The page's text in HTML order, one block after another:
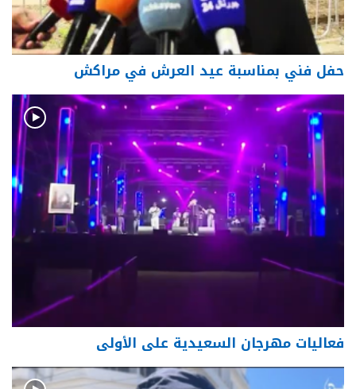
حفل فني بمناسبة عيد العرش في مراكش
فعاليات مهرجان السعيدية على الأولى